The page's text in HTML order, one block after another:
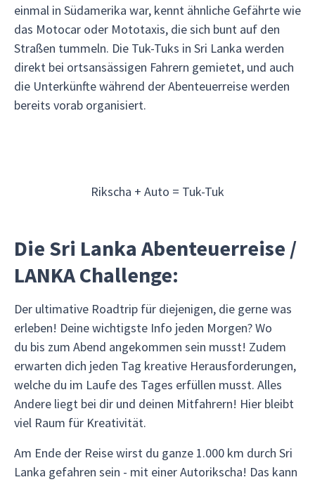
einmal in Südamerika war, kennt ähnliche Gefährte wie
das Motocar oder Mototaxis, die sich bunt auf den
Straßen tummeln. Die Tuk-Tuks in Sri Lanka werden
direkt bei ortsansässigen Fahrern gemietet, und auch
die Unterkünfte während der Abenteuerreise werden
bereits vorab organisiert.
Rikscha + Auto = Tuk-Tuk
Die Sri Lanka Abenteuerreise /
LANKA Challenge:
Der ultimative Roadtrip für diejenigen, die gerne was
erleben! Deine wichtigste Info jeden Morgen? Wo
du bis zum Abend angekommen sein musst! Zudem
erwarten dich jeden Tag kreative Herausforderungen,
welche du im Laufe des Tages erfüllen musst. Alles
Andere liegt bei dir und deinen Mitfahrern! Hier bleibt
viel Raum für Kreativität.
Am Ende der Reise wirst du ganze 1.000 km durch Sri
Lanka gefahren sein - mit einer Autorikscha! Das kann